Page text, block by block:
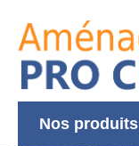
Nos produits